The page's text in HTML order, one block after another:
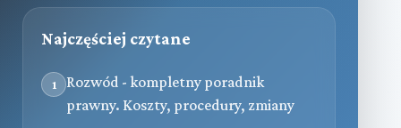
Najczęściej czytane
1
Rozwód - kompletny poradnik
prawny. Koszty, procedury, zmiany